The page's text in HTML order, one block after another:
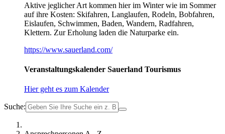
Aktive jeglicher Art kommen hier im Winter wie im Sommer
auf ihre Kosten: Skifahren, Langlaufen, Rodeln, Bobfahren,
Eislaufen, Schwimmen, Baden, Wandern, Radfahren,
Klettern. Zur Erholung laden die Naturparke ein.
https://www.sauerland.com/
Veranstaltungskalender Sauerland Tourismus
Hier geht es zum Kalender
Suche: